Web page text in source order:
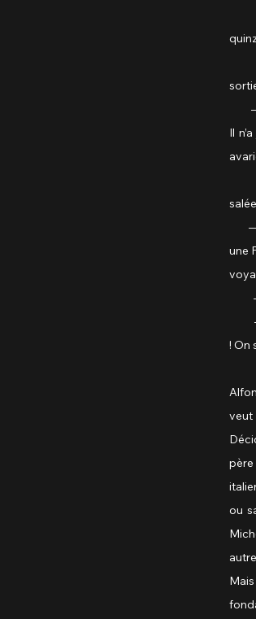
—
—
—
Il
—
—
une
—
—
! On
—
veut
ou